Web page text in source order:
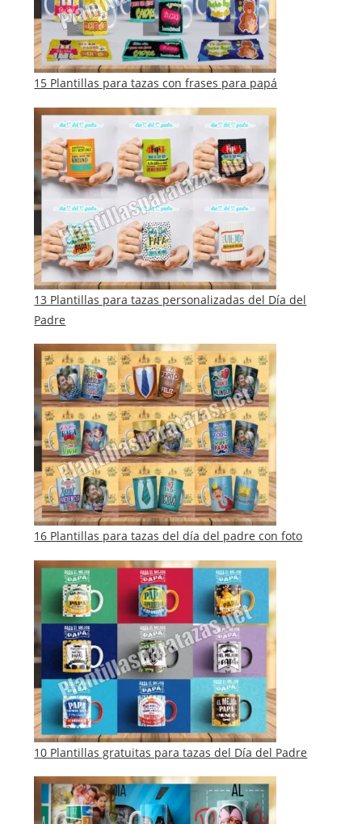
15 Plantillas para tazas con frases para papá
13 Plantillas para tazas personalizadas del Día del
Padre
16 Plantillas para tazas del día del padre con foto
10 Plantillas gratuitas para tazas del Día del Padre